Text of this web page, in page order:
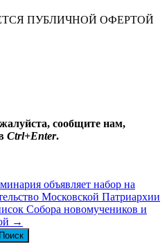
ПУБЛИЧНОЙ ОФЕРТОЙ
сообщите нам,
Ctrl+Enter.
объявляет набор на
Московской Патриархии
Собора новомучеников и
→